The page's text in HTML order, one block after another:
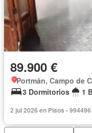
89.900 €
Portmán, Campo de
3 Dormitorios
1
2 jul 2026 en Pisos - 994496